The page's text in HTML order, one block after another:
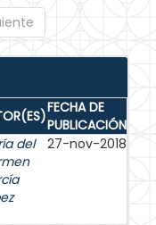
FECHA DE
PUBLICACIÓN
del
27-nov-2018